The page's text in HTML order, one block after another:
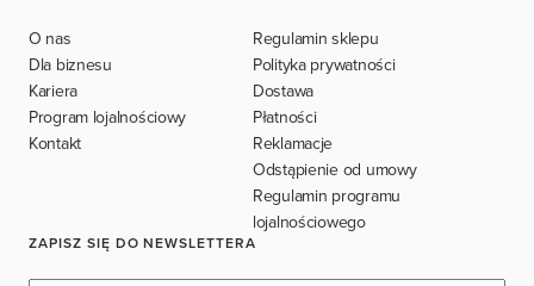
O nas
Dla biznesu
Kariera
Program lojalnościowy
Kontakt
Regulamin sklepu
Polityka prywatności
Dostawa
Płatności
Reklamacje
Odstąpienie od umowy
Regulamin programu
lojalnościowego
ZAPISZ SIĘ DO NEWSLETTERA